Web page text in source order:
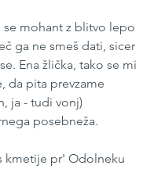
se mohant z blitvo lepo
ga ne smeš dati, sicer
Ena žlička, tako se mi
da pita prevzame
ja - tudi vonj)
posebneža.
kmetije pr' Odolneku